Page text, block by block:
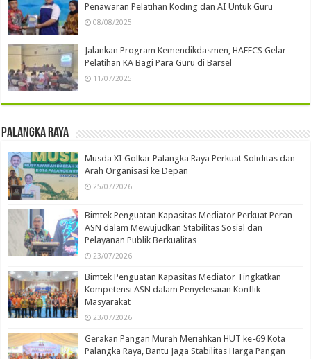
Penawaran Pelatihan Koding dan AI Untuk Guru
08/08/2025
Jalankan Program Kemendikdasmen, HAFECS Gelar
Pelatihan KA Bagi Para Guru di Barsel
11/07/2025
Palangka Raya
Musda XI Golkar Palangka Raya Perkuat Soliditas dan
Arah Organisasi ke Depan
25/07/2026
Bimtek Penguatan Kapasitas Mediator Perkuat Peran
ASN dalam Mewujudkan Stabilitas Sosial dan
Pelayanan Publik Berkualitas
23/07/2026
Bimtek Penguatan Kapasitas Mediator Tingkatkan
Kompetensi ASN dalam Penyelesaian Konflik
Masyarakat
23/07/2026
Gerakan Pangan Murah Meriahkan HUT ke-69 Kota
Palangka Raya, Bantu Jaga Stabilitas Harga Pangan